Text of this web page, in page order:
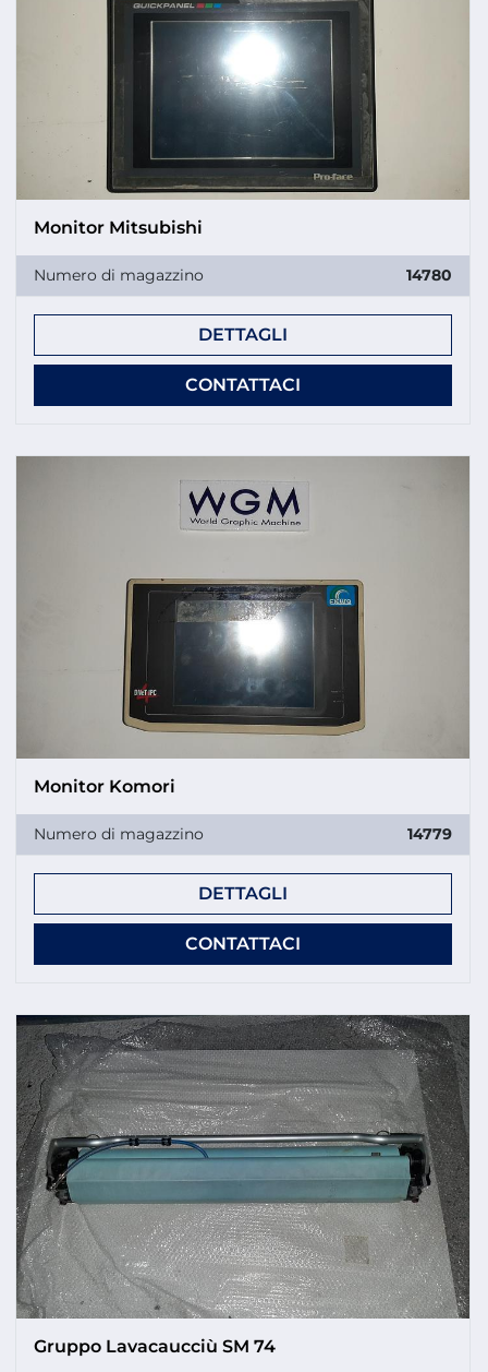
Monitor Mitsubishi
Numero di magazzino 14780
DETTAGLI
CONTATTACI
Monitor Komori
Numero di magazzino 14779
DETTAGLI
CONTATTACI
Gruppo Lavacaucciù SM 74